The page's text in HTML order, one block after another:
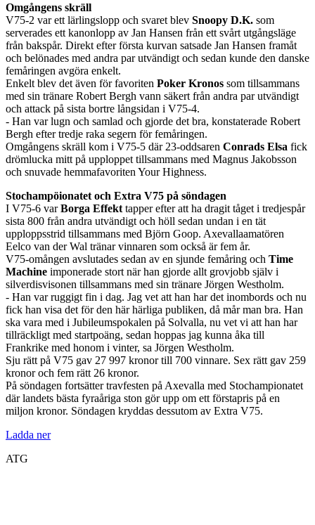
Omgångens skräll
V75-2 var ett lärlingslopp och svaret blev Snoopy D.K. som
serverades ett kanonlopp av Jan Hansen från ett svårt utgångsläge
från bakspår. Direkt efter första kurvan satsade Jan Hansen framåt
och belönades med andra par utvändigt och sedan kunde den danske
femåringen avgöra enkelt.
Enkelt blev det även för favoriten Poker Kronos som tillsammans
med sin tränare Robert Bergh vann säkert från andra par utvändigt
och attack på sista bortre långsidan i V75-4.
- Han var lugn och samlad och gjorde det bra, konstaterade Robert
Bergh efter tredje raka segern för femåringen.
Omgångens skräll kom i V75-5 där 23-oddsaren Conrads Elsa fick
drömlucka mitt på upploppet tillsammans med Magnus Jakobsson
och snuvade hemmafavoriten Your Highness.
Stochampöionatet och Extra V75 på söndagen
I V75-6 varBorga Effekt tapper efter att ha dragit tåget i tredjespår
sista 800 från andra utvändigt och höll sedan undan i en tät
upploppsstrid tillsammans med Björn Goop. Axevallaamatören
Eelco van der Wal tränar vinnaren som också är fem år.
V75-omången avslutades sedan av en sjunde femåring och Time
Machine imponerade stort när han gjorde allt grovjobb själv i
silverdisvisonen tillsammans med sin tränare Jörgen Westholm.
- Han var ruggigt fin i dag. Jag vet att han har det inombords och nu
fick han visa det för den här härliga publiken, då mår man bra. Han
ska vara med i Jubileumspokalen på Solvalla, nu vet vi att han har
tillräckligt med startpoäng, sedan hoppas jag kunna åka till
Frankrike med honom i vinter, sa Jörgen Westholm.
Sju rätt på V75 gav 27 997 kronor till 700 vinnare. Sex rätt gav 259
kronor och fem rätt 26 kronor.
På söndagen fortsätter travfesten på Axevalla med Stochampionatet
där landets bästa fyraåriga ston gör upp om ett förstapris på en
miljon kronor. Söndagen kryddas dessutom av Extra V75.
Ladda ner
ATG